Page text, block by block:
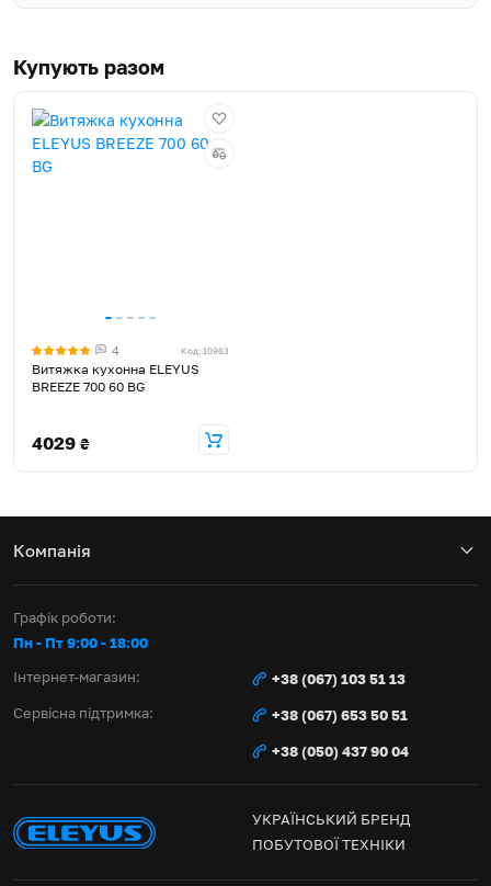
Купують разом
4 Код: 10963
Витяжка кухонна ELEYUS
BREEZE 700 60 BG
4029 ₴
Компанія
Графік роботи:
Пн - Пт 9:00 - 18:00
Інтернет-магазин:
+38 (067) 103 51 13
Сервісна підтримка:
+38 (067) 653 50 51
+38 (050) 437 90 04
УКРАЇНСЬКИЙ БРЕНД
ПОБУТОВОЇ ТЕХНІКИ